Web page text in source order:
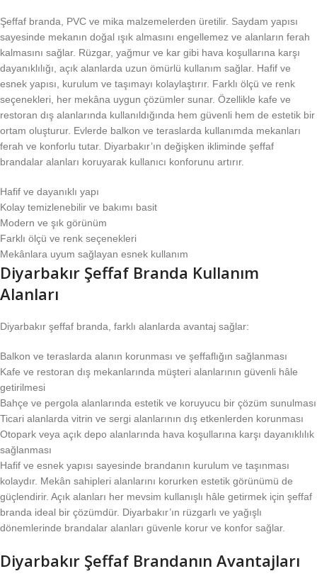
Şeffaf branda, PVC ve mika malzemelerden üretilir. Saydam yapısı
sayesinde mekanın doğal ışık almasını engellemez ve alanların ferah
kalmasını sağlar. Rüzgar, yağmur ve kar gibi hava koşullarına karşı
dayanıklılığı, açık alanlarda uzun ömürlü kullanım sağlar. Hafif ve
esnek yapısı, kurulum ve taşımayı kolaylaştırır. Farklı ölçü ve renk
seçenekleri, her mekâna uygun çözümler sunar. Özellikle kafe ve
restoran dış alanlarında kullanıldığında hem güvenli hem de estetik bir
ortam oluşturur. Evlerde balkon ve teraslarda kullanımda mekanları
ferah ve konforlu tutar. Diyarbakır’ın değişken ikliminde şeffaf
brandalar alanları koruyarak kullanıcı konforunu artırır.
Hafif ve dayanıklı yapı
Kolay temizlenebilir ve bakımı basit
Modern ve şık görünüm
Farklı ölçü ve renk seçenekleri
Mekânlara uyum sağlayan esnek kullanım
Diyarbakır Şeffaf Branda Kullanım
Alanları
Diyarbakır şeffaf branda, farklı alanlarda avantaj sağlar:
Balkon ve teraslarda alanın korunması ve şeffaflığın sağlanması
Kafe ve restoran dış mekanlarında müşteri alanlarının güvenli hâle
getirilmesi
Bahçe ve pergola alanlarında estetik ve koruyucu bir çözüm sunulması
Ticari alanlarda vitrin ve sergi alanlarının dış etkenlerden korunması
Otopark veya açık depo alanlarında hava koşullarına karşı dayanıklılık
sağlanması
Hafif ve esnek yapısı sayesinde brandanın kurulum ve taşınması
kolaydır. Mekân sahipleri alanlarını korurken estetik görünümü de
güçlendirir. Açık alanları her mevsim kullanışlı hâle getirmek için şeffaf
branda ideal bir çözümdür. Diyarbakır’ın rüzgarlı ve yağışlı
dönemlerinde brandalar alanları güvenle korur ve konfor sağlar.
Diyarbakır Şeffaf Brandanın Avantajları